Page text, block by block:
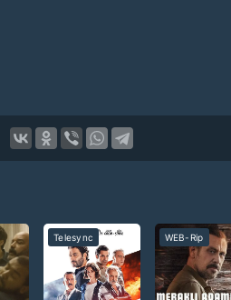
Telesync WEB-Rip